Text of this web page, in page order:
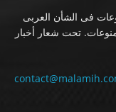
فى الشأن العربى
تحت شعار أخبار